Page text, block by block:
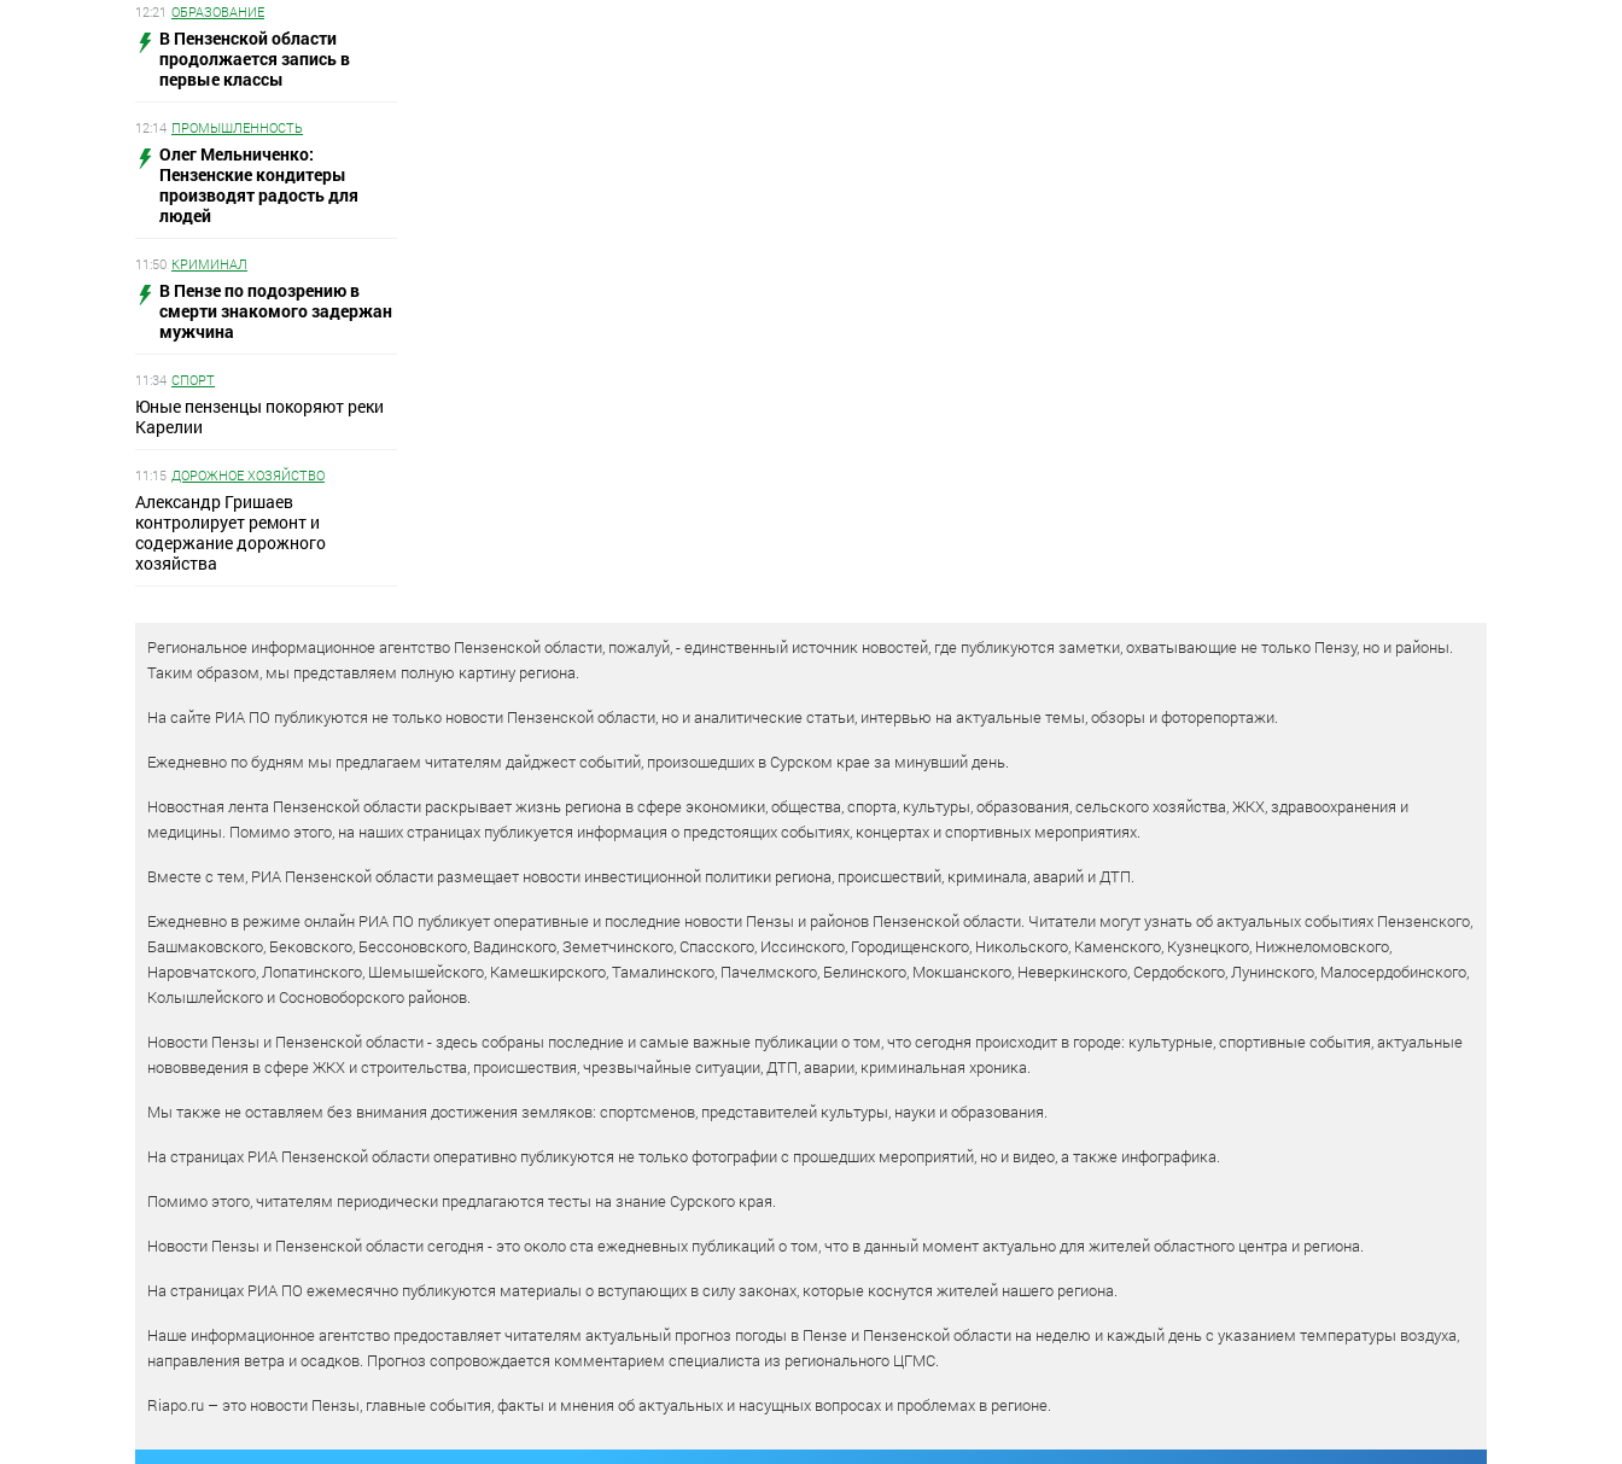
12:21 ОБРАЗОВАНИЕ
В Пензенской области
продолжается запись в
первые классы
12:14 ПРОМЫШЛЕННОСТЬ
Олег Мельниченко:
Пензенские кондитеры
производят радость для
людей
11:50 КРИМИНАЛ
В Пензе по подозрению в
смерти знакомого задержан
мужчина
11:34 СПОРТ
Юные пензенцы покоряют реки
Карелии
11:15 ДОРОЖНОЕ ХОЗЯЙСТВО
Александр Гришаев
контролирует ремонт и
содержание дорожного
хозяйства
Региональное информационное агентство Пензенской области, пожалуй, - единственный источник новостей, где публикуются заметки, охватывающие не только Пензу, но и районы.
Таким образом, мы представляем полную картину региона.
На сайте РИА ПО публикуются не только новости Пензенской области, но и аналитические статьи, интервью на актуальные темы, обзоры и фоторепортажи.
Ежедневно по будням мы предлагаем читателям дайджест событий, произошедших в Сурском крае за минувший день.
Новостная лента Пензенской области раскрывает жизнь региона в сфере экономики, общества, спорта, культуры, образования, сельского хозяйства, ЖКХ, здравоохранения и
медицины. Помимо этого, на наших страницах публикуется информация о предстоящих событиях, концертах и спортивных мероприятиях.
Вместе с тем, РИА Пензенской области размещает новости инвестиционной политики региона, происшествий, криминала, аварий и ДТП.
Ежедневно в режиме онлайн РИА ПО публикует оперативные и последние новости Пензы и районов Пензенской области. Читатели могут узнать об актуальных событиях Пензенского,
Башмаковского, Бековского, Бессоновского, Вадинского, Земетчинского, Спасского, Иссинского, Городищенского, Никольского, Каменского, Кузнецкого, Нижнеломовского,
Наровчатского, Лопатинского, Шемышейского, Камешкирского, Тамалинского, Пачелмского, Белинского, Мокшанского, Неверкинского, Сердобского, Лунинского, Малосердобинского,
Колышлейского и Сосновоборского районов.
Новости Пензы и Пензенской области - здесь собраны последние и самые важные публикации о том, что сегодня происходит в городе: культурные, спортивные события, актуальные
нововведения в сфере ЖКХ и строительства, происшествия, чрезвычайные ситуации, ДТП, аварии, криминальная хроника.
Мы также не оставляем без внимания достижения земляков: спортсменов, представителей культуры, науки и образования.
На страницах РИА Пензенской области оперативно публикуются не только фотографии с прошедших мероприятий, но и видео, а также инфографика.
Помимо этого, читателям периодически предлагаются тесты на знание Сурского края.
Новости Пензы и Пензенской области сегодня - это около ста ежедневных публикаций о том, что в данный момент актуально для жителей областного центра и региона.
На страницах РИА ПО ежемесячно публикуются материалы о вступающих в силу законах, которые коснутся жителей нашего региона.
Наше информационное агентство предоставляет читателям актуальный прогноз погоды в Пензе и Пензенской области на неделю и каждый день с указанием температуры воздуха,
направления ветра и осадков. Прогноз сопровождается комментарием специалиста из регионального ЦГМС.
Riapo.ru – это новости Пензы, главные события, факты и мнения об актуальных и насущных вопросах и проблемах в регионе.